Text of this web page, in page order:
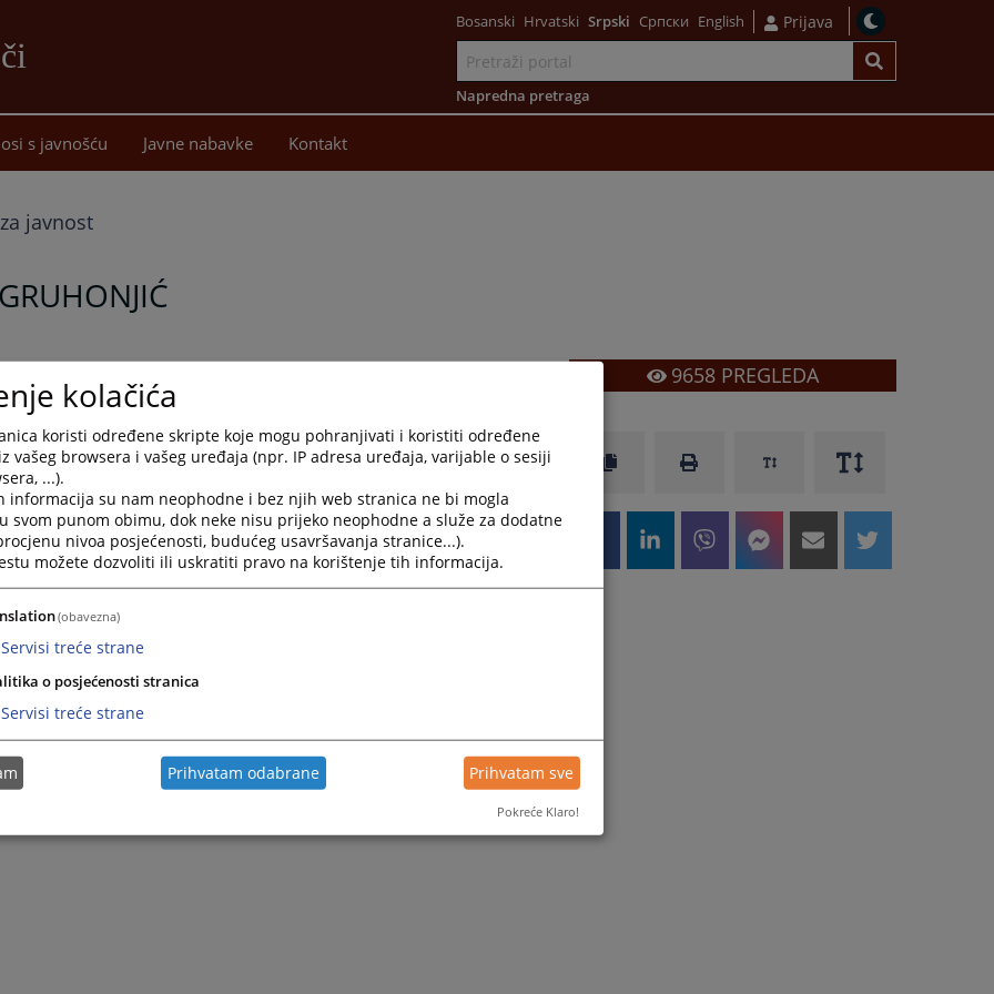
sadržaj
Bosanski Hrvatski Srpski Српски English Prijava
Napredna pretraga
s javnošću Javne nabavke Kontakt
javnost
dana 27.04.2026. godine preminuo Muhamed Gruhonjić, bivši
tužilaštva u Bijeljini koji je bio u penziji.
kao i svim kolegama i prijateljima uvaženog tužioca, prvi
javnog tužilaštva u Bijeljini Sabina Husejnagić zajedno sa
u Janji, opština Bijeljina. Pravni fakultet u Sarajevu završio je
godine u Sarajevu.
javni tužilac u Okružnom javnom tužilaštvu u Bijeljini. Dana
okružnog javnog tužioca. Funkciju vršioca dužnosti glavnog
godine do 31.08.2021. godine, nakon čega je nastavio
sve do 15.03.2023. godine, kada je otišao u penziju.
9658PREGLEDA
kolačića
koristi određene skripte koje mogu pohranjivati i koristiti određene
vašeg browsera i vašeg uređaja (npr. IP adresa uređaja, varijable o sesiji
...).
informacija su nam neophodne i bez njih web stranica ne bi mogla
svom punom obimu, dok neke nisu prijeko neophodne a služe za dodatne
nivoa posjećenosti, budućeg usavršavanja stranice...).
možete dozvoliti ili uskratiti pravo na korištenje tih informacija.
(obavezna)
Servisi treće strane
o posjećenosti stranica
Servisi treće strane
Prihvatam odabrane Prihvatam sve
Pokreće Klaro!